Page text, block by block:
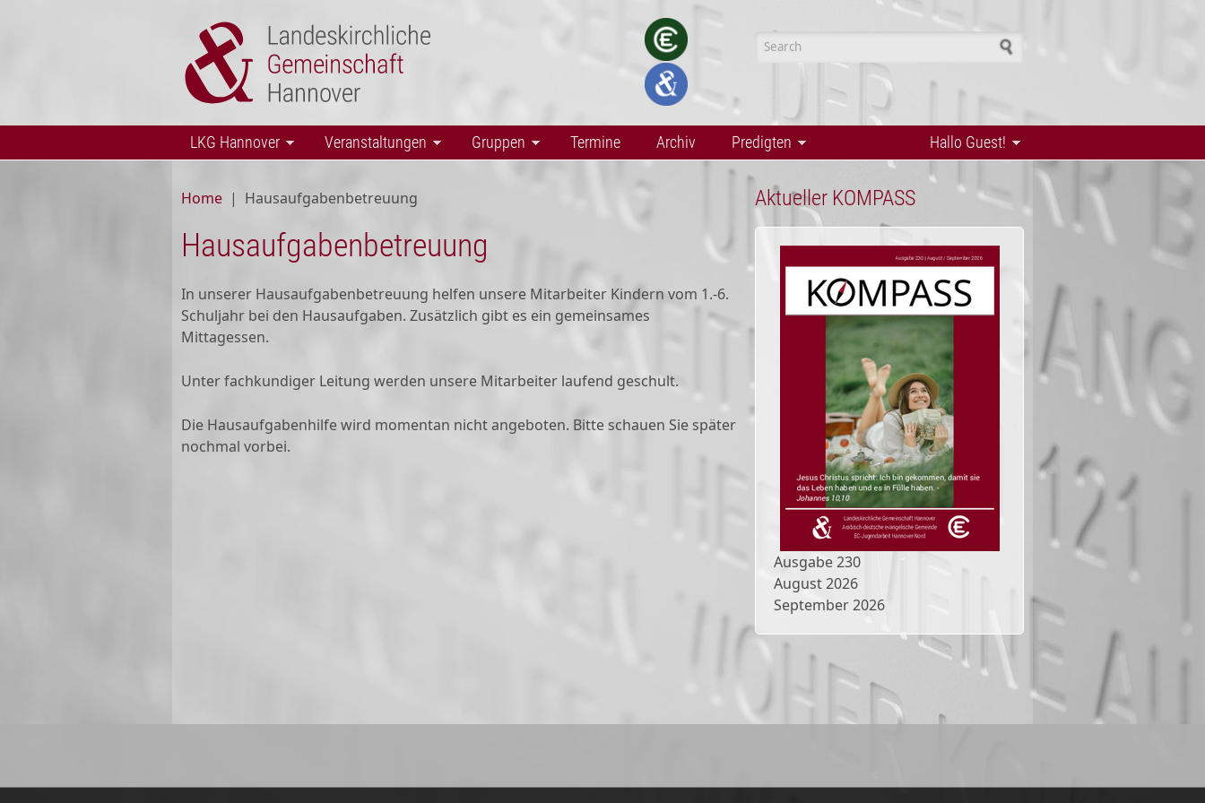
Search form
LKG Hannover Veranstaltungen Gruppen Termine Archiv Predigten Hallo Guest!
Home | Hausaufgabenbetreuung
Hausaufgabenbetreuung
In unserer Hausaufgabenbetreuung helfen unsere Mitarbeiter Kindern vom 1.-6.
Schuljahr bei den Hausaufgaben. Zusätzlich gibt es ein gemeinsames
Mittagessen.
Unter fachkundiger Leitung werden unsere Mitarbeiter laufend geschult.
Die Hausaufgabenhilfe wird momentan nicht angeboten. Bitte schauen Sie später
nochmal vorbei.
Aktueller KOMPASS
Ausgabe230
August 2026
September 2026